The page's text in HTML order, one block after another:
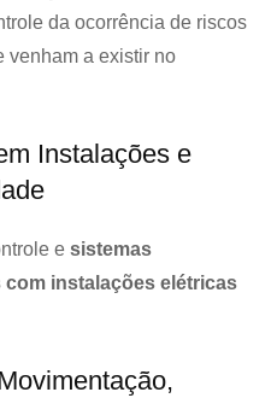
da ocorrência de riscos
venham a existir no
Instalações e
e sistemas
instalações elétricas